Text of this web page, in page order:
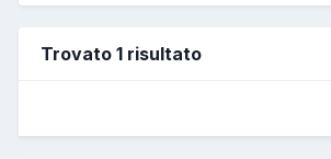
Trovato 1 risultato